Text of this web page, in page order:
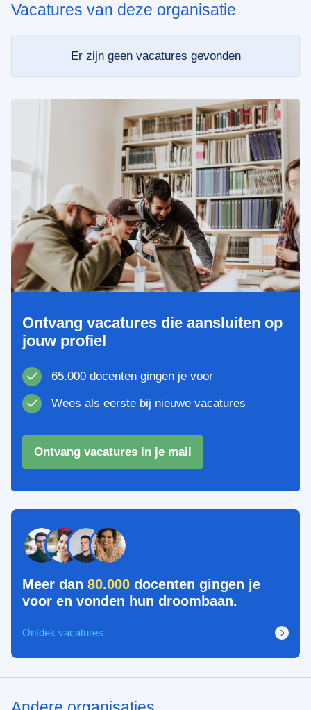
Vacatures van deze organisatie
Er zijn geen vacatures gevonden
Ontvang vacatures die aansluiten op
jouw profiel
65.000 docenten gingen je voor
Wees als eerste bij nieuwe vacatures
Ontvang vacatures in je mail
Meer dan 80.000 docenten gingen je
voor en vonden hun droombaan.
Ontdek vacatures